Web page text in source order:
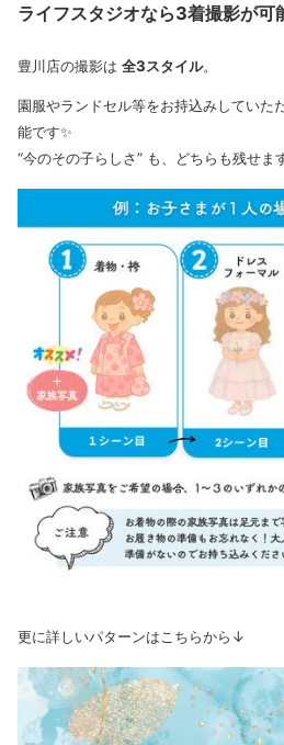
ライフスタジオなら3着撮影が可
豊川店の撮影は 全3スタイル。
園服やランドセル等をお持込みしていた
能です✨
“今のその子らしさ” も、どちらも残せま
更に詳しいパターンはこちらから↓